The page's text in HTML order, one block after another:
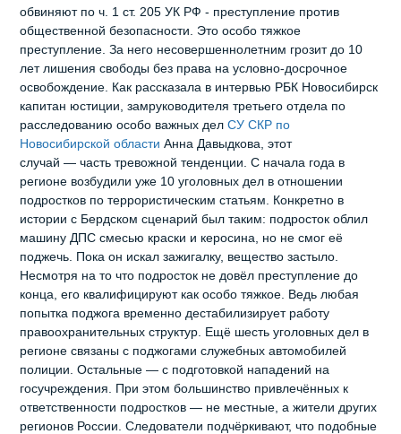
обвиняют по ч. 1 ст. 205 УК РФ - преступление против
общественной безопасности. Это особо тяжкое
преступление. За него несовершеннолетним грозит до 10
лет лишения свободы без права на условно‑досрочное
освобождение. Как рассказала в интервью РБК Новосибирск
капитан юстиции, замруководителя третьего отдела по
расследованию особо важных дел СУ СКР по
Новосибирской области Анна Давыдкова, этот
случай — часть тревожной тенденции. С начала года в
регионе возбудили уже 10 уголовных дел в отношении
подростков по террористическим статьям. Конкретно в
истории с Бердском сценарий был таким: подросток облил
машину ДПС смесью краски и керосина, но не смог её
поджечь. Пока он искал зажигалку, вещество застыло.
Несмотря на то что подросток не довёл преступление до
конца, его квалифицируют как особо тяжкое. Ведь любая
попытка поджога временно дестабилизирует работу
правоохранительных структур. Ещё шесть уголовных дел в
регионе связаны с поджогами служебных автомобилей
полиции. Остальные — с подготовкой нападений на
госучреждения. При этом большинство привлечённых к
ответственности подростков — не местные, а жители других
регионов России. Следователи подчёркивают, что подобные